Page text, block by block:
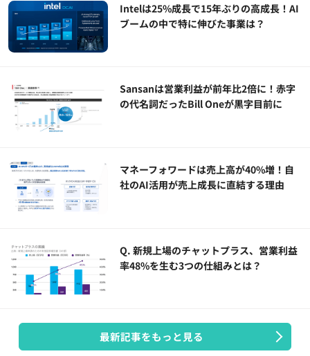
Intelは25%成長で15年ぶりの高成長！AI
ブームの中で特に伸びた事業は？
Sansanは営業利益が前年比2倍に！赤字
の代名詞だったBill Oneが黒字目前に
マネーフォワードは売上高が40%増！自
社のAI活用が売上成長に直結する理由
Q. 新規上場のチャットプラス、営業利益
率48%を生む3つの仕組みとは？
最新記事をもっと見る